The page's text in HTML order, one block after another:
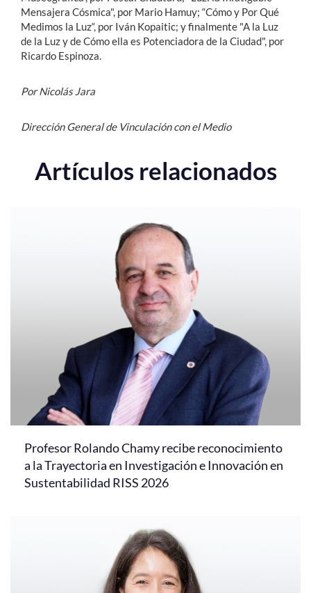
Mensajera Cósmica", por Mario Hamuy; “Cómo y Por Qué
Medimos la Luz“, por Iván Kopaitic; y finalmente "A la Luz
de la Luz y de Cómo ella es Potenciadora de la Ciudad", por
Ricardo Espinoza.
Por Nicolás Jara
Dirección General de Vinculación con el Medio
Artículos relacionados
Profesor Rolando Chamy recibe reconocimiento
a la Trayectoria en Investigación e Innovación en
Sustentabilidad RISS 2026